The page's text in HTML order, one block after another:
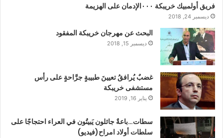
فريق أولمبيك خريبكة ٠٠٠الإدمان على الهزيمة
ديسمبر 24, 2018
البحث عن مهرجان خريبكة المفقود
ديسمبر 15, 2018
غضبٌ يُرافقُ تعيينَ طبيبةٍ جرَّاحةٍ على رأس
مستشفى خريبكة
يناير 16, 2019
سطات…باعةٌ جائلون يَبيتُون في العراء احتجاجًا على
سلطات أولاد امراح(فيديو)